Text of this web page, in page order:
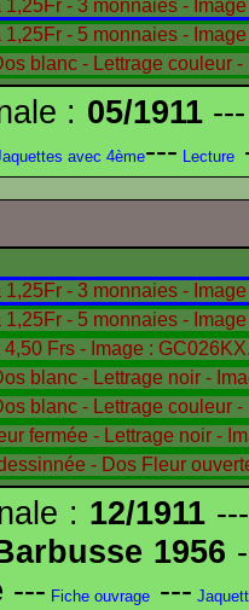
: 05/1911---
avec 4ème--- Lecture
: 12/1911
1956
--- Fiche ouvrage ---